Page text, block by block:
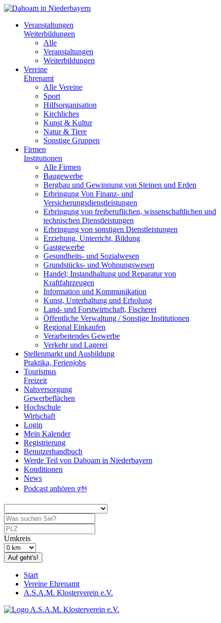
Veranstaltungen
Weiterbildungen
Alle
Veranstaltungen
Weiterbildungen
Vereine
Ehrenamt
Alle Vereine
Sport
Hilfsorganisation
Kirchliches
Kunst & Kultur
Natur & Tiere
Sonstige Gruppen
Firmen
Institutionen
Alle Firmen
Baugewerbe
Bergbau und Gewinnung von Steinen und Erden
Erbringung Von Finanz- und
Versicherungsdienstleistungen
Erbringung von freiberuflichen, wissenschaftlichen und
technischen Dienstleistungen
Erbringung von sonstigen Dienstleistungen
Erziehung, Unterricht, Bildung
Gastgewerbe
Gesundheits- und Sozialwesen
Grundstücks- und Wohnungswesen
Handel; Instandhaltung und Reparatur von
Kraftfahrzeugen
Information und Kommunikation
Kunst, Unterhaltung und Erholung
Land- und Forstwirtschaft, Fischerei
Öffentliche Verwaltung / Sonstige Institutionen
Regional Einkaufen
Verarbeitendes Gewerbe
Verkehr und Lagerei
Stellenmarkt und Ausbildung
Praktika, Ferienjobs
Tourismus
Freizeit
Nahversorgung
Gewerbeflächen
Hochschule
Wirtschaft
Login
Mein Kalender
Registrierung
Benutzerhandbuch
Werde Teil von Dahoam in Niederbayern
Konditionen
News
Podcast anhören 🕬
Umkreis
Auf geht's!
Start
Vereine Ehrenamt
A.S.A.M. Klosterverein e.V.